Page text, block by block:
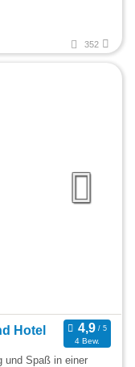
352
Hotel
4 Bew.
und Spaß in einer